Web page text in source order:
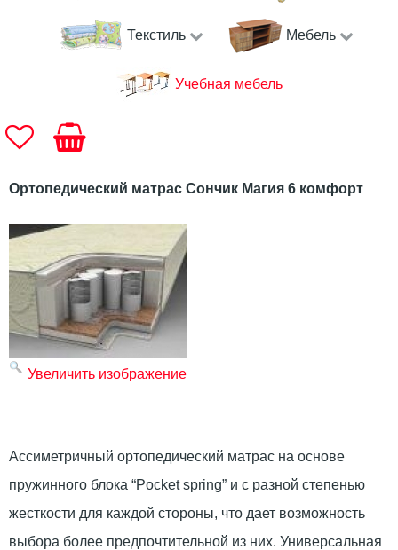
Текстиль Мебель
Учебная мебель
Ортопедический матрас Сончик Магия 6 комфорт
Увеличить изображение
Ассиметричный ортопедический матрас на основе
пружинного блока “Pocket spring” и с разной степенью
жесткости для каждой стороны, что дает возможность
выбора более предпочтительной из них. Универсальная